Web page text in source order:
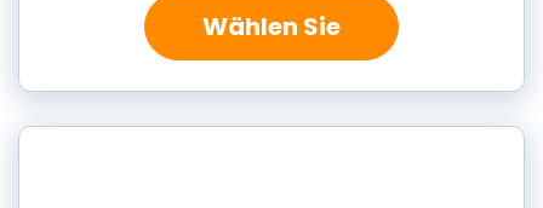
Wählen Sie